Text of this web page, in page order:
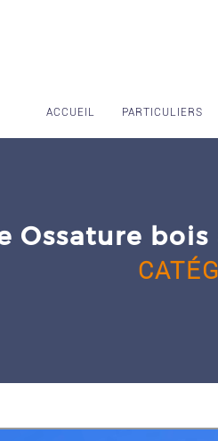
ACCUEIL PARTICULIERS
Ossature